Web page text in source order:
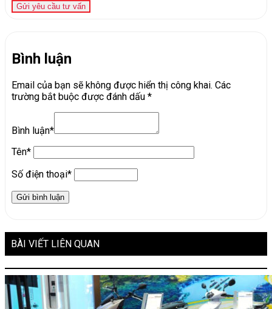
Gửi yêu cầu tư vấn
Bình luận
Email của bạn sẽ không được hiển thị công khai. Các
trường bắt buộc được đánh dấu *
Bình luận*
Tên*
Số điện thoại*
BÀI VIẾT LIÊN QUAN